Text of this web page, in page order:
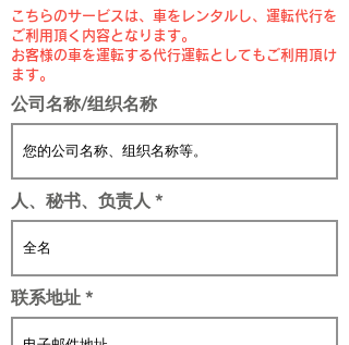
​こちらのサービスは、車をレンタルし、運転代行を
ご利用頂く内容となります。
お客様の車を運転する代行運転としてもご利用頂け
ます。
公司名称/组织名称
人、秘书、负责人
联系地址